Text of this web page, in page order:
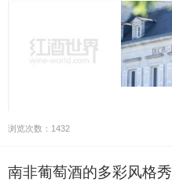
浏览次数：1432
南非葡萄酒的多彩风格秀